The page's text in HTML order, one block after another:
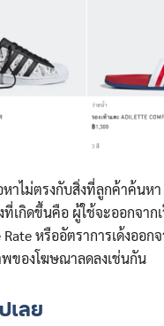
Search
for:
าไม่ตรงกับสิ่งที่ลูกค้าค้นห
เกิดขึ้นคือ ผู้ใช้จะออกจาก
หรืออัตราการเด้งออ
ของโฆษณาลดลงเช่นกัน
เลย